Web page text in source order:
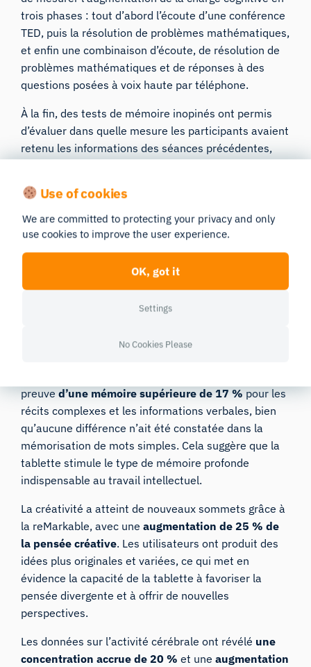
trois phases : tout d’abord l’écoute d’une conférence
TED, puis la résolution de problèmes mathématiques,
et enfin une combinaison d’écoute, de résolution de
problèmes mathématiques et de réponses à des
questions posées à voix haute par téléphone.
À la fin, des tests de mémoire inopinés ont permis
d’évaluer dans quelle mesure les participants avaient
retenu les informations des séances précédentes,
acquis d’apprentissage et la charge cognitive.
Les résultats sont tombés :
un avantage remarquable
Cette étude a recueilli pas moins de 175 millions de
irréfutable que la tablette reMarkable offre des
rapport aux PC traditionnels.
preuved’une mémoire supérieure de 17 % pour les
récits complexes et les informations verbales, bien
qu’aucune différence n’ait été constatée dans la
mémorisation de mots simples. Cela suggère que la
tablette stimule le type de mémoire profonde
indispensable au travail intellectuel.
La créativité a atteint de nouveaux sommets grâce à
la reMarkable, avec uneaugmentation de 25 % de
la pensée créative. Les utilisateurs ont produit des
idées plus originales et variées, ce qui met en
évidence la capacité de la tablette à favoriser la
pensée divergente et à offrir de nouvelles
perspectives.
Les données sur l’activité cérébrale ont révélé une
concentration accrue de 20 % et uneaugmentation
Use of cookies
We are committed to protecting your privacy and only
use cookies to improve the user experience.
OK, got it
Settings
No Cookies Please